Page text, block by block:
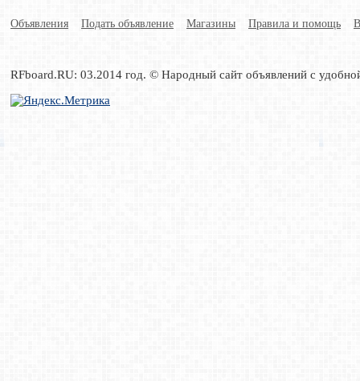
Объявления Подать объявление Магазины Правила и помощь
RFboard.RU: 03.2014 год. © Народный сайт объявлений с